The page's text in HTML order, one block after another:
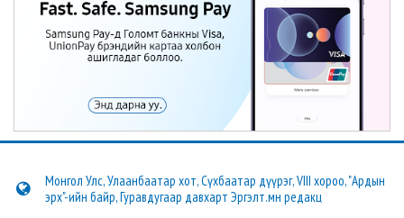
Монгол Улс, Улаанбаатар хот, Сүхбаатар дүүрэг, VIII хороо, "Ардын
эрх"-ийн байр, Гуравдугаар давхарт Эргэлт.мн редакц